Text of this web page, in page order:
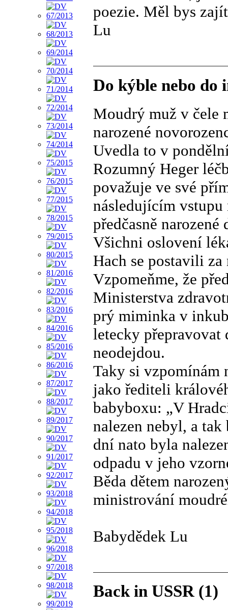
poezie. Měl bys
Lu
Do kýble nebo do
Moudrý muž v čele
narozené
Uvedla to v
Rozumný Heger
považuje ve své
následujícím vstupu
předčasně
Všichni oslovení
Hach se postavili
Vzpomeňme, že
Ministerstva
prý miminka v
letecky přepravovat
neodejdou.
Taky si vzpomínám
jako řediteli
babyboxu: „V
nalezen nebyl, a
dní nato byla
odpadu v jeho
Běda dětem
ministrování
Babydědek Lu
Back in USSR (1)